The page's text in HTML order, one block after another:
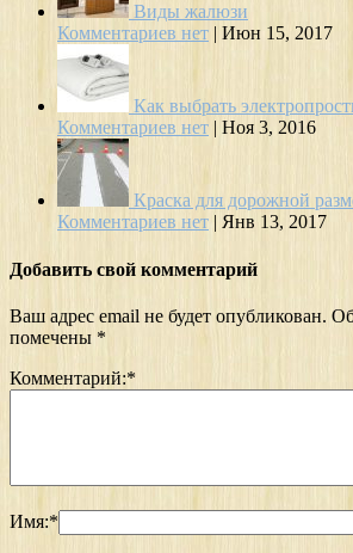
Виды жалюзи
Комментариев нет | Июн 15, 2017
Как выбрать
Комментариев нет | Ноя 3, 2016
Краска для дорожной
Комментариев нет | Янв 13, 2017
Добавить свой комментарий
Ваш адрес email не будет опубликован.
помечены *
Комментарий:*
Имя:*